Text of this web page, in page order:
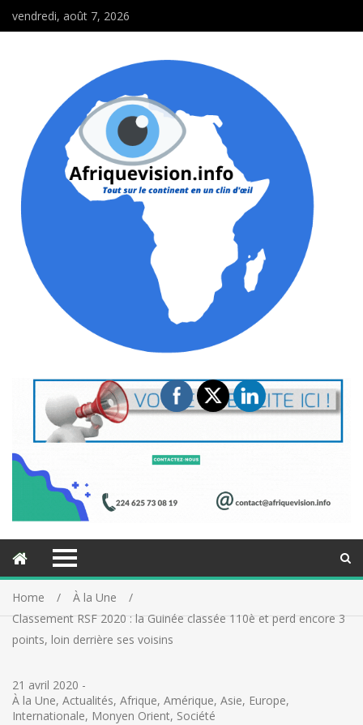
vendredi, août 7, 2026
Home
À la Une
Classement RSF 2020 : la Guinée classée 110è et perd encore 3
points, loin derrière ses voisins
21 avril 2020 -
À la Une, Actualités, Afrique, Amérique, Asie, Europe,
Internationale, Monyen Orient, Société